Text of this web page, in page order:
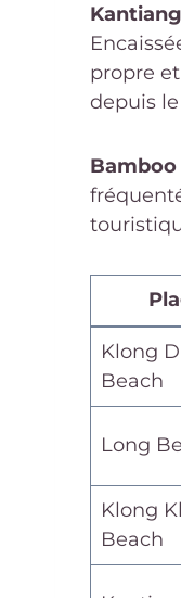
propre
depuis
Bamboo
Klong
Beach
Long
Klong
Beach